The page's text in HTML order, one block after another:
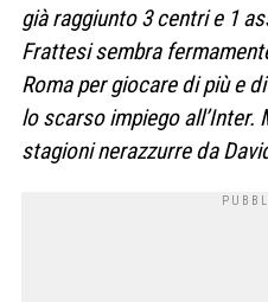
già raggiunto 3 centri e 1
Frattesi sembra
Roma per giocare di più e
lo scarso impiego
stagioni nerazzurre da